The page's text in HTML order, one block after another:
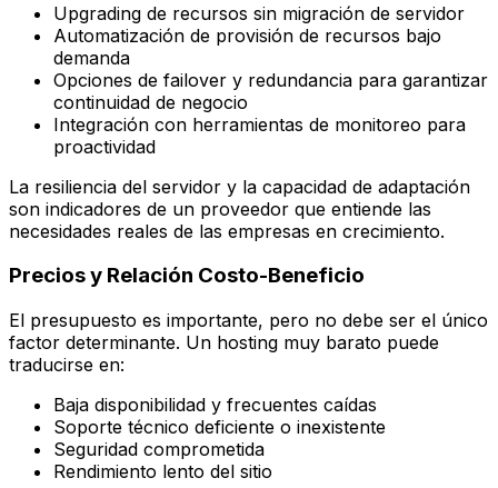
Upgrading de recursos sin migración de servidor
Automatización de provisión de recursos bajo
demanda
Opciones de failover y redundancia para garantizar
continuidad de negocio
Integración con herramientas de monitoreo para
proactividad
La resiliencia del servidor y la capacidad de adaptación
son indicadores de un proveedor que entiende las
necesidades reales de las empresas en crecimiento.
Precios y Relación Costo-Beneficio
El presupuesto es importante, pero no debe ser el único
factor determinante. Un hosting muy barato puede
traducirse en:
Baja disponibilidad y frecuentes caídas
Soporte técnico deficiente o inexistente
Seguridad comprometida
Rendimiento lento del sitio